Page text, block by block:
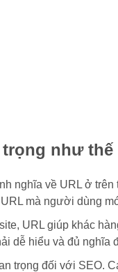
trọng như thế
nghĩa về URL ở
URL mà người dùng
URL giúp khác
dễ hiểu và đủ nghĩa
trọng đối với SEO.